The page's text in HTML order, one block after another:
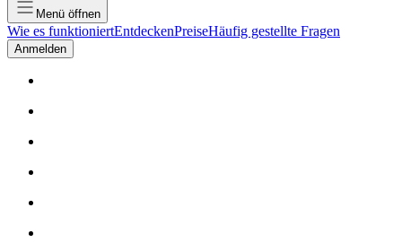
Menü öffnen
Wie es funktioniertEntdeckenPreiseHäufig gestellte Fragen
Anmelden